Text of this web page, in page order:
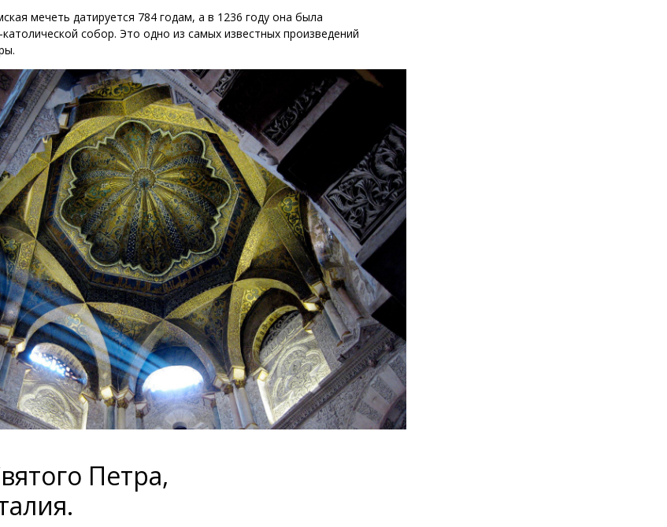
мечеть датируется 784 годам, а в 1236 году она была
собор. Это одно из самых известных произведений
Петра,